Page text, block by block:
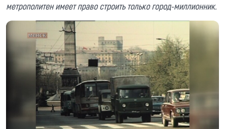
метрополитен имеет право строить только город-миллионник.